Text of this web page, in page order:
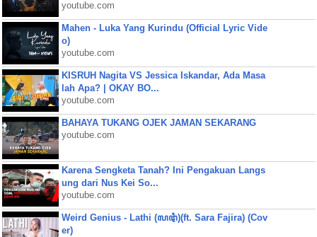
youtube.com
Mahen - Luka Yang Kurindu (Official Lyric Vide
o)
youtube.com
KISRUH Nagita VS Jessica Iskandar, Ada Masa
lah Apa? | OKAY BO...
youtube.com
BAHAYA TUKANG OJEK JAMAN SEKARANG
youtube.com
Karena Sengketa Tanah? Ini Pengakuan Langs
ung dari Nus Kei So...
youtube.com
Weird Genius - Lathi (ꦭꦛꦶ)(ft. Sara Fajira) (Cov
er)